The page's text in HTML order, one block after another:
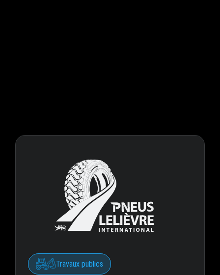
Travaux publics